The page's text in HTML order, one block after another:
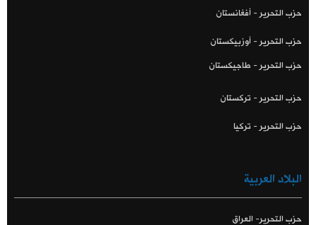
حزب التحرير - أفغانستان
حزب التحرير - أوزبيكستان
حزب التحرير - طاجيكستان
حزب التحرير - تركستان
حزب التحرير - تركيا
البلاد العربية
حزب التحرير- العراق